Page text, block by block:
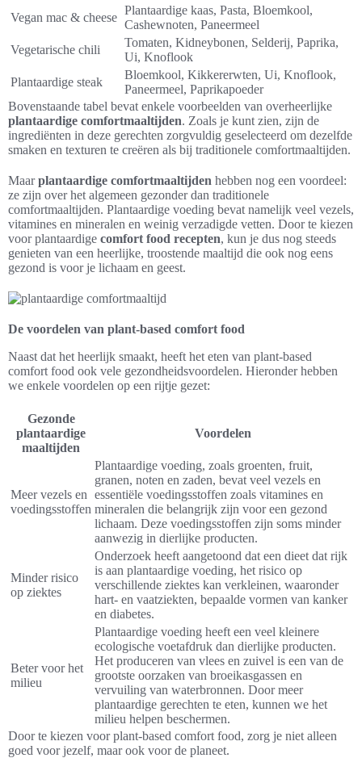
Vegan mac & cheese
Plantaardige kaas, Pasta, Bloemkool,
Cashewnoten, Paneermeel
Vegetarische chili
Tomaten, Kidneybonen, Selderij, Paprika,
Ui, Knoflook
Plantaardige steak
Bloemkool, Kikkererwten, Ui, Knoflook,
Paneermeel, Paprikapoeder
Bovenstaande tabel bevat enkele voorbeelden van overheerlijke
plantaardige comfortmaaltijden. Zoals je kunt zien, zijn de
ingrediënten in deze gerechten zorgvuldig geselecteerd om dezelfde
smaken en texturen te creëren als bij traditionele comfortmaaltijden.
Maarplantaardige comfortmaaltijden hebben nog een voordeel:
ze zijn over het algemeen gezonder dan traditionele
comfortmaaltijden. Plantaardige voeding bevat namelijk veel vezels,
vitamines en mineralen en weinig verzadigde vetten. Door te kiezen
voor plantaardige comfort food recepten, kun je dus nog steeds
genieten van een heerlijke, troostende maaltijd die ook nog eens
gezond is voor je lichaam en geest.
De voordelen van plant-based comfort food
Naast dat het heerlijk smaakt, heeft het eten van plant-based
comfort food ook vele gezondheidsvoordelen. Hieronder hebben
we enkele voordelen op een rijtje gezet:
Gezonde
plantaardige
maaltijden
Voordelen
Meer vezels en
voedingsstoffen
Plantaardige voeding, zoals groenten, fruit,
granen, noten en zaden, bevat veel vezels en
essentiële voedingsstoffen zoals vitamines en
mineralen die belangrijk zijn voor een gezond
lichaam. Deze voedingsstoffen zijn soms minder
aanwezig in dierlijke producten.
Minder risico
op ziektes
Onderzoek heeft aangetoond dat een dieet dat rijk
is aan plantaardige voeding, het risico op
verschillende ziektes kan verkleinen, waaronder
hart- en vaatziekten, bepaalde vormen van kanker
en diabetes.
Beter voor het
milieu
Plantaardige voeding heeft een veel kleinere
ecologische voetafdruk dan dierlijke producten.
Het produceren van vlees en zuivel is een van de
grootste oorzaken van broeikasgassen en
vervuiling van waterbronnen. Door meer
plantaardige gerechten te eten, kunnen we het
milieu helpen beschermen.
Door te kiezen voor plant-based comfort food, zorg je niet alleen
goed voor jezelf, maar ook voor de planeet.